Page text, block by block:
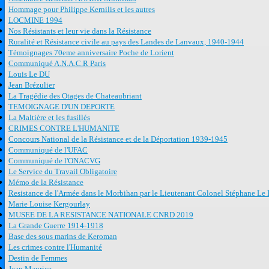
Hommage pour Philippe Kernilis et les autres
LOCMINE 1994
Nos Résistants et leur vie dans la Résistance
Ruralité et Résistance civile au pays des Landes de Lanvaux, 1940-1944
Témoignages 70eme anniversaire Poche de Lorient
Communiqué A.N.A.C.R Paris
Louis Le DU
Jean Brézulier
La Tragédie des Otages de Chateaubriant
TEMOIGNAGE D'UN DEPORTE
La Maltière et les fusillés
CRIMES CONTRE L'HUMANITE
Concours National de la Résistance et de la Déportation 1939-1945
Communiqué de l'UFAC
Communiqué de l'ONACVG
Le Service du Travail Obligatoire
Mémo de la Résistance
Resistance de l'Armée dans le Morbihan par le Lieutenant Colonel Stéphane Le
Marie Louise Kergourlay
MUSEE DE LA RESISTANCE NATIONALE CNRD 2019
La Grande Guerre 1914-1918
Base des sous marins de Keroman
Les crimes contre l'Humanité
Destin de Femmes